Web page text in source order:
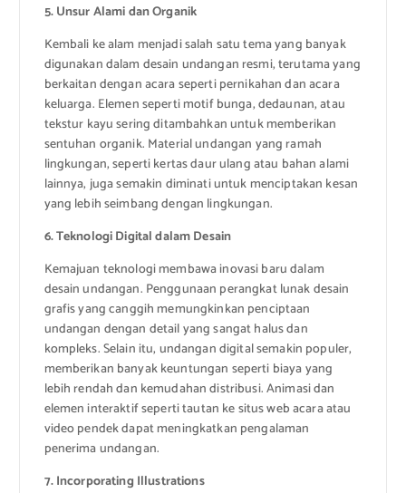
5. Unsur Alami dan Organik
Kembali ke alam menjadi salah satu tema yang banyak
digunakan dalam desain undangan resmi, terutama yang
berkaitan dengan acara seperti pernikahan dan acara
keluarga. Elemen seperti motif bunga, dedaunan, atau
tekstur kayu sering ditambahkan untuk memberikan
sentuhan organik. Material undangan yang ramah
lingkungan, seperti kertas daur ulang atau bahan alami
lainnya, juga semakin diminati untuk menciptakan kesan
yang lebih seimbang dengan lingkungan.
6. Teknologi Digital dalam Desain
Kemajuan teknologi membawa inovasi baru dalam
desain undangan. Penggunaan perangkat lunak desain
grafis yang canggih memungkinkan penciptaan
undangan dengan detail yang sangat halus dan
kompleks. Selain itu, undangan digital semakin populer,
memberikan banyak keuntungan seperti biaya yang
lebih rendah dan kemudahan distribusi. Animasi dan
elemen interaktif seperti tautan ke situs web acara atau
video pendek dapat meningkatkan pengalaman
penerima undangan.
7. Incorporating Illustrations